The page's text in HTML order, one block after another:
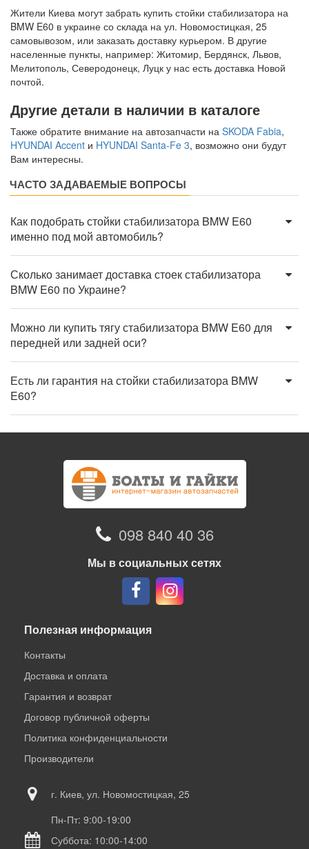
Жители Киева могут забрать купить стойки стабилизатора на
BMW E60 в украине со склада на ул. Новомостицкая, 25
самовывозом, или заказать доставку курьером. В другие
населенные пункты, например: Житомир, Бердянск, Львов,
Мелитополь, Северодонецк, Луцк у нас есть доставка Новой
почтой.
Другие детали в наличии в каталоге
Также обратите внимание на автозапчасти на SKODA Fabia,
HYUNDAI Accent и HYUNDAI Santa-Fe 3, возможно они будут
Вам интересны.
ЧАСТО ЗАДАВАЕМЫЕ ВОПРОСЫ
Как подобрать стойки стабилизатора BMW E60
именно под мой автомобиль?
Сколько занимает доставка стоек стабилизатора
BMW E60 по Украине?
Можно ли купить тягу стабилизатора BMW E60 для
передней или задней оси?
Есть ли гарантия на стойки стабилизатора BMW
E60?
098 840 40 36
Мы в социальных сетях
Полезная информация
Контакты
Доставка и оплата
Гарантия и возврат
Договор публичной оферты
Политика конфиденциальности
Производители
г. Киев, ул. Новомостицкая, 25
Пн-Пт: 9:00-19:00
Суббота: 10:00-14:00